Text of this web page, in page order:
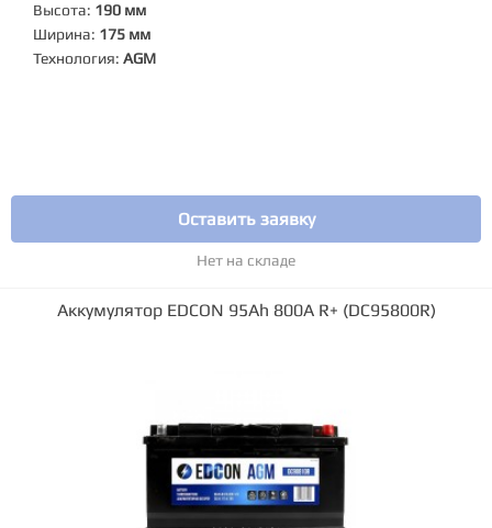
Высота: 190 мм
Ширина: 175 мм
Технология: AGM
Оставить заявку
Нет на складе
Аккумулятор EDCON 95Ah 800A R+ (DC95800R)